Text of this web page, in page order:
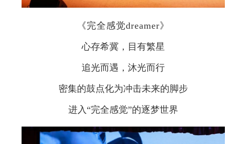
《完全感觉dreamer》
心存希冀，目有繁星
追光而遇，沐光而行
密集的鼓点化为冲击未来的脚步
进入“完全感觉”的逐梦世界